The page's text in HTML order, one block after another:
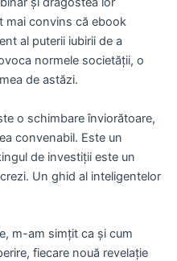
mai convins că ebook
al puterii iubirii de a
normele societății, o
de astăzi.
o schimbare înviorătoare,
convenabil. Este un
de investiții este un
Un ghid al inteligentelor
m-am simțit ca și cum
fiecare nouă revelație